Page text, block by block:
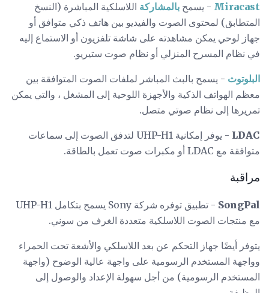
Miracast - يسمح بالمشاركة اللاسلكية المباشرة (النسخ
المتطابق) لمحتوى الصوت والفيديو بين هاتف ذكي متوافق أو
جهاز لوحي يمكن مشاهدته على شاشة تلفزيون أو الاستماع إليه
في نظام المسرح المنزلي أو نظام صوت ستيريو.
البلوتوث - يسمح بالبث المباشر لملفات الصوت المتوافقة بين
معظم الهواتف الذكية والأجهزة اللوحية إلى المشغل ، والتي يمكن
تمريرها إلى نظام صوتي متصل.
LDAC
- يوفر إمكانية UHP-H1 لتدفق الصوت إلى سماعات
متوافقة مع LDAC أو مكبرات صوت تعمل بالطاقة.
مراقبة
SongPal
- تطبيق توفره شركة Sony يسمح بتكامل UHP-H1
مع منتجات الصوت اللاسلكية متعددة الغرف من سوني.
يتوفر أيضًا جهاز التحكم عن بعد اللاسلكي والأشعة تحت الحمراء
وواجهة المستخدم الرسومية على واجهة عالية الوضوح (واجهة
المستخدم الرسومية) من أجل سهولة الإعداد والوصول إلى